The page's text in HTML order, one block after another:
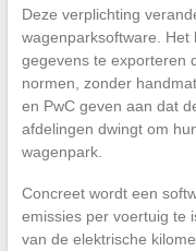
Deze verplichting
wagenparksoftware. Het
gegevens te exporteren
normen, zonder
en PwC geven aan dat
afdelingen dwingt om
wagenpark.
Concreet wordt een
emissies per voertuig te
van de elektrische